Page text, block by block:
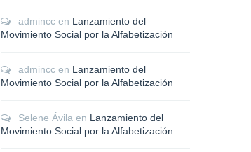
admincc en Lanzamiento del
Movimiento Social por la Alfabetización
admincc en Lanzamiento del
Movimiento Social por la Alfabetización
Selene Ávila en Lanzamiento del
Movimiento Social por la Alfabetización